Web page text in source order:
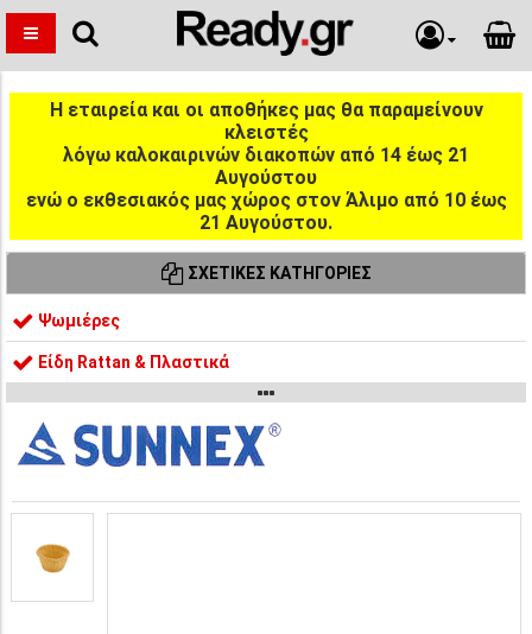
Η εταιρεία και οι αποθήκες μας θα παραμείνουν
κλειστές
λόγω καλοκαιρινών διακοπών από 14 έως 21
Αυγούστου
ενώ ο εκθεσιακός μας χώρος στον Άλιμο από 10 έως
21 Αυγούστου.
ΣΧΕΤΙΚΈΣ ΚΑΤΗΓΟΡΊΕΣ
Ψωμιέρες
Είδη Rattan & Πλαστικά